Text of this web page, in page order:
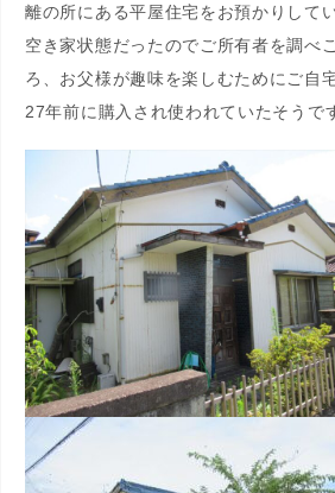
離の所にある平屋住宅をお預かりして
空き家状態だったのでご所有者を調べ
ろ、お父様が趣味を楽しむためにご自
27年前に購入され使われていたそうで